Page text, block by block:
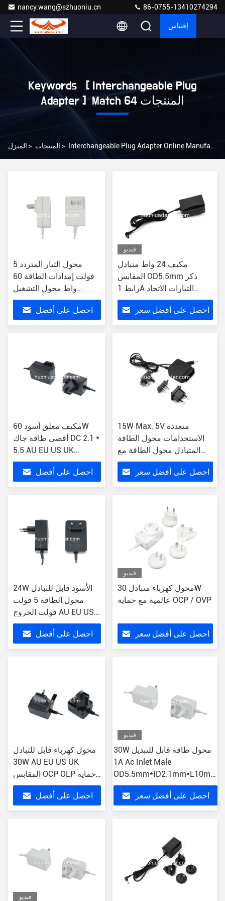
nancy.wang@szhuoniu.cn 86-0755-13410274294
إقتباس
Keywords [ Interchangeable Plug
Adapter ] Match 64 المنتجات
المنزل > المنتجات > Interchangeable Plug Adapter Online Manufacturer
محول التيار المتردد 5
فولت إمدادات الطاقة 60
واط محول التشغيل
المتبادل
احصل على أفضل
فيديو
مكيف 24 واط متبادل
المقابس OD5.5mm ذكر
رابط 1A التيارات الاتحاد
الأوروبي الاتحاد الأوروبي
الولايات المتحدة الإصدار
المقابس المملكة المتحدة
احصل على أفضل سعر
مكيف مغلق أسود 60W
أقصى طاقة جاك DC 2.1 *
5.5 AU EU US UK
Version
احصل على أفضل
15W Max. 5V متعددة
الاستخدامات محول الطاقة
المتبادل محول الطاقة مع
التيار 1A
احصل على أفضل سعر
24W الأسود قابل للتبادل
محول الطاقة 5 فولت
فولت الخروج AU EU US
UK Version.
احصل على أفضل
فيديو
محول كهرباء متبادل 30W
عالمية مع حماية OCP / OVP
احصل على أفضل سعر
محول كهرباء قابل للتبادل
30W AU EU US UK
المقابس OCP OLP حماية
OVP
احصل على أفضل
فيديو
30W محول طاقة قابل للتبديل
1A Ac Inlet Male
OD5.5mm*ID2.1mm*L10mm
DC Connector
احصل على أفضل سعر
فيديو